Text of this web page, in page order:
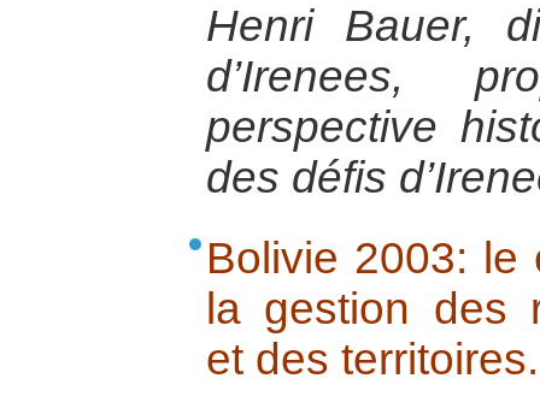
Henri Bauer,
d’Irenees,
perspective
des défis
Bolivie 2003: le
la gestion des
et des territoires.